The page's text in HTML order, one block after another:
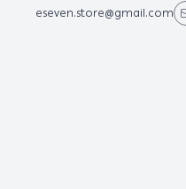
eseven.store@gmail.com